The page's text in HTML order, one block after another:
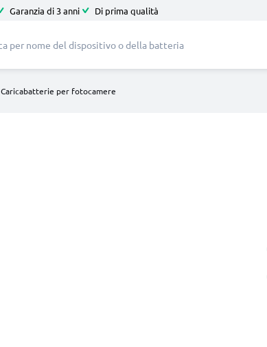
Garanzia di 3 anni Di prima qualità
Caricabatterie per fotocamere